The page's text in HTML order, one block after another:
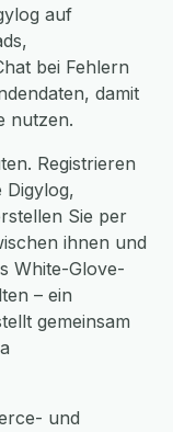
auf
bei Fehlern
damit
nutzen.
Registrieren
Digylog,
Sie per
ihnen und
White-Glove-
– ein
gemeinsam
und